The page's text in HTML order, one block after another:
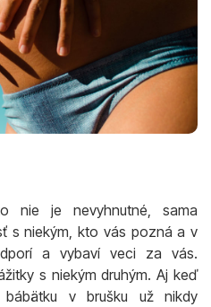
nie je nevyhnutné, sama
s niekým, kto vás pozná a v
a vybaví veci za vás.
s niekým druhým. Aj keď
v brušku už nikdy